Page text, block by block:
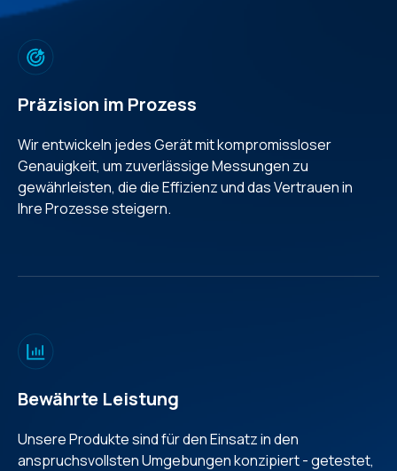
Präzision im Prozess
Wir entwickeln jedes Gerät mit kompromissloser
Genauigkeit, um zuverlässige Messungen zu
gewährleisten, die die Effizienz und das Vertrauen in
Ihre Prozesse steigern.
Bewährte Leistung
Unsere Produkte sind für den Einsatz in den
anspruchsvollsten Umgebungen konzipiert - getestet,